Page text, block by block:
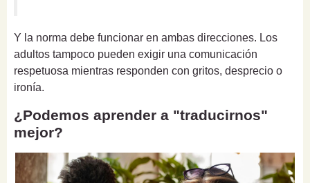
Y la norma debe funcionar en ambas direcciones. Los
adultos tampoco pueden exigir una comunicación
respetuosa mientras responden con gritos, desprecio o
ironía.
¿Podemos aprender a "traducirnos"
mejor?